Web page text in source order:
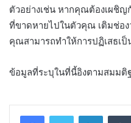
ตัวอย่างเช่น หากคุณต้องเผชิญ
ที่ขาดหายไปในตัวคุณ เติมช่อง
คุณสามารถทำให้การปฏิเสธเป็
ข้อมูลที่ระบุในที่นี้อิงตามสมมติ